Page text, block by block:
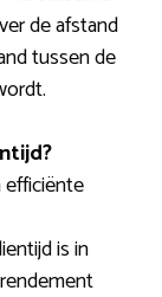
de afstand
tussen de
is in